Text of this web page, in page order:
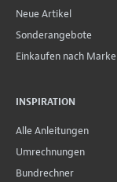
Neue Artikel
Sonderangebote
Einkaufen nach Marke
INSPIRATION
Alle Anleitungen
Umrechnungen
Bundrechner